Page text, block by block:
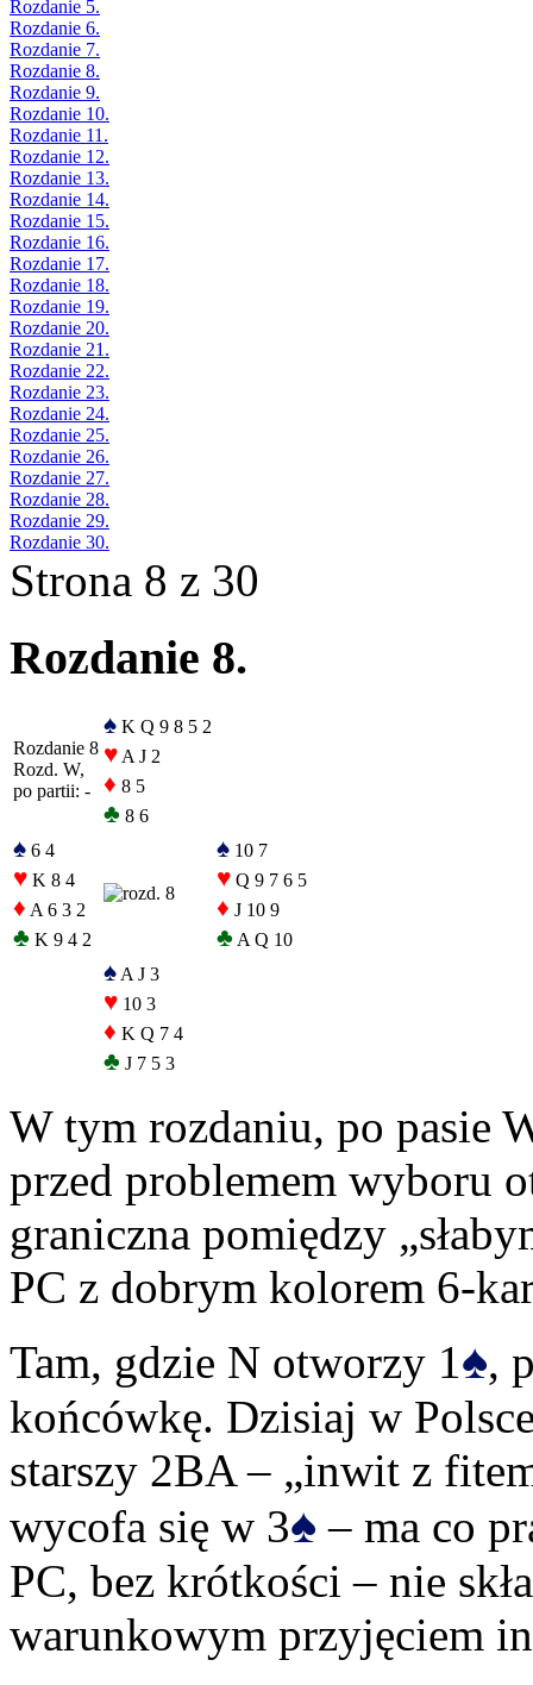
Rozdanie 5.
Rozdanie 6.
Rozdanie 7.
Rozdanie 8.
Rozdanie 9.
Rozdanie 10.
Rozdanie 11.
Rozdanie 12.
Rozdanie 13.
Rozdanie 14.
Rozdanie 15.
Rozdanie 16.
Rozdanie 17.
Rozdanie 18.
Rozdanie 19.
Rozdanie 20.
Rozdanie 21.
Rozdanie 22.
Rozdanie 23.
Rozdanie 24.
Rozdanie 25.
Rozdanie 26.
Rozdanie 27.
Rozdanie 28.
Rozdanie 29.
Rozdanie 30.
Strona 8 z 30
Rozdanie 8.
Rozdanie 8
Rozd. W,
po partii: -
♠ K Q 9 8 5 2
♥ A J 2
♦ 8 5
♣ 8 6
♠ 6 4
♥ K 8 4
♦ A 6 3 2
♣ K 9 4 2
♠ 10 7
♥ Q 9 7 6 5
♦ J 10 9
♣ A Q 10
♠ A J 3
♥ 10 3
♦ K Q 7 4
♣ J 7 5 3
W tym rozdaniu, po pasie
przed problemem wyboru
graniczna pomiędzy
PC z dobrym kolorem 6-
Tam, gdzie N otworzy 1♠,
końcówkę. Dzisiaj w
starszy 2BA – „inwit z
wycofa się w 3♠ – ma co
PC, bez krótkości – nie
warunkowym przyjęciem